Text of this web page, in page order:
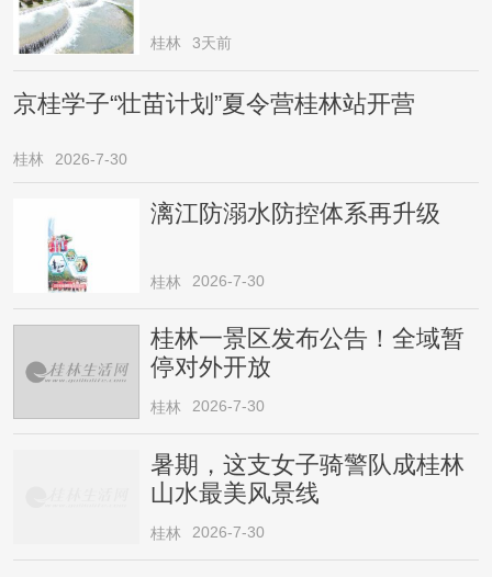
桂林 3天前
京桂学子“壮苗计划”夏令营桂林站开营
桂林 2026-7-30
漓江防溺水防控体系再升级
桂林 2026-7-30
桂林一景区发布公告！全域暂
停对外开放
桂林 2026-7-30
暑期，这支女子骑警队成桂林
山水最美风景线
桂林 2026-7-30